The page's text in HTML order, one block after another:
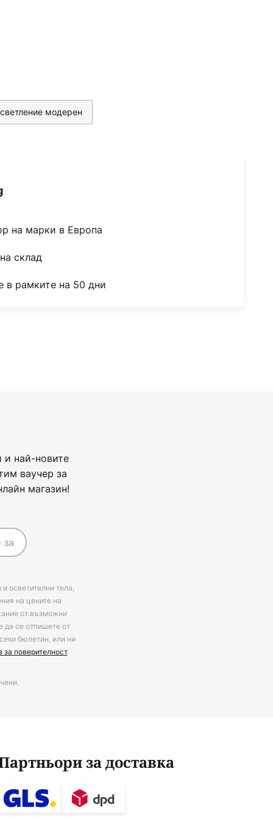
модерен
на марки в Европа
склад
в рамките на 50 дни
и най-новите
ваучер за
магазин!
за
осветителни тела,
на цените на
от възможни
да се отпишете от
бюлетин, или ни
за поверителност.
за доставка